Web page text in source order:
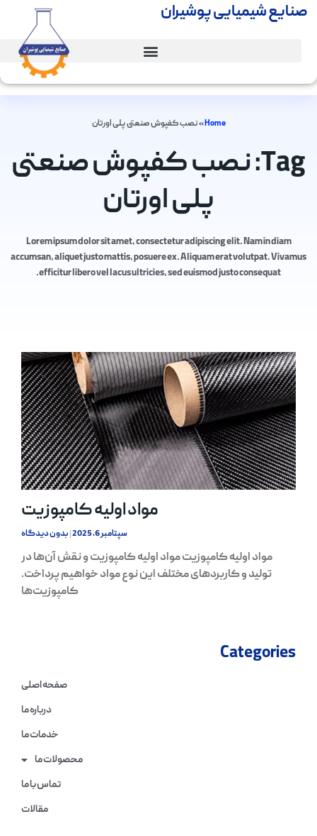
صنایع شیمیایی پوشیران
Home
»نصب کفپوش صنعتی پلی اورتان
Tag: نصب کفپوش صنعتی
پلی اورتان
Lorem ipsum dolor sit amet, consectetur adipiscing elit. Nam in diam
accumsan, aliquet justo mattis, posuere ex. Aliquam erat volutpat. Vivamus
efficitur libero vel lacus ultricies, sed euismod justo consequat.
مواد اولیه کامپوزیت
سپتامبر 6, 2025 بدون دیدگاه
مواد اولیه کامپوزیت مواد اولیه کامپوزیت و نقش آن‌ها در
تولید و کاربردهای مختلف این نوع مواد خواهیم پرداخت.
کامپوزیت‌ها
Categories
صفحه اصلی
درباره ما
خدمات ما
محصولات ما
تماس با ما
مقالات